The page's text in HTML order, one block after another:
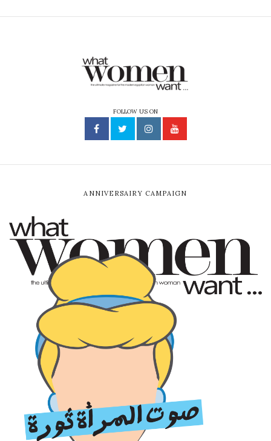
FOLLOW US ON
ANNIVERSAIRY CAMPAIGN